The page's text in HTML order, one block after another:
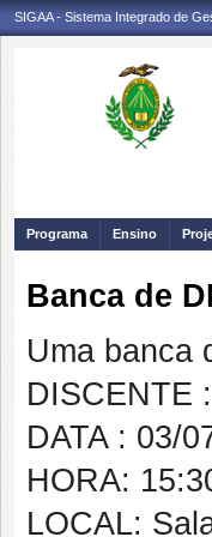
SIGAA - Sistema Integrado de
Programa Ensino
Banca de
Uma banca
DISCENTE
DATA : 03/
HORA:
LOCAL: